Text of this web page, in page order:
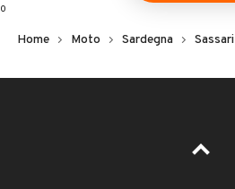
0
Home Moto Sardegna Sassari